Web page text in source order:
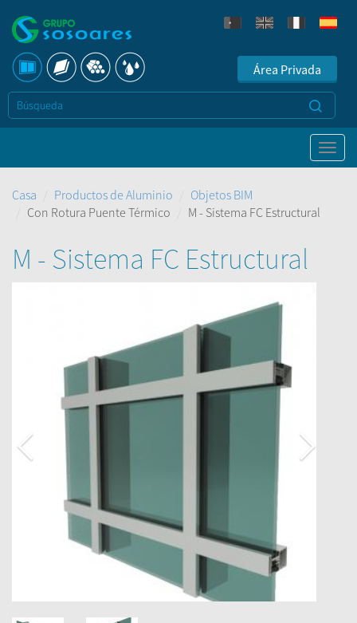
Área Privada
Casa Productos de Aluminio
Objetos BIM
Con Rotura Puente Térmico
M - Sistema FC Estructural
M - Sistema FC Estructural